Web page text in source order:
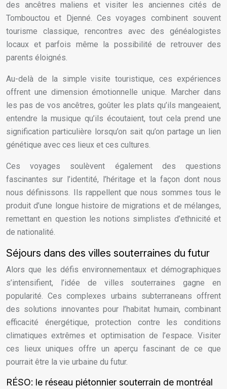
des ancêtres maliens et visiter les anciennes cités de
Tombouctou et Djenné. Ces voyages combinent souvent
tourisme classique, rencontres avec des généalogistes
locaux et parfois même la possibilité de retrouver des
parents éloignés.
Au-delà de la simple visite touristique, ces expériences
offrent une dimension émotionnelle unique. Marcher dans
les pas de vos ancêtres, goûter les plats qu’ils mangeaient,
entendre la musique qu’ils écoutaient, tout cela prend une
signification particulière lorsqu’on sait qu’on partage un lien
génétique avec ces lieux et ces cultures.
Ces voyages soulèvent également des questions
fascinantes sur l’identité, l’héritage et la façon dont nous
nous définissons. Ils rappellent que nous sommes tous le
produit d’une longue histoire de migrations et de mélanges,
remettant en question les notions simplistes d’ethnicité et
de nationalité.
Séjours dans des villes souterraines du futur
Alors que les défis environnementaux et démographiques
s’intensifient, l’idée de villes souterraines gagne en
popularité. Ces complexes urbains subterraneans offrent
des solutions innovantes pour l’habitat humain, combinant
efficacité énergétique, protection contre les conditions
climatiques extrêmes et optimisation de l’espace. Visiter
ces lieux uniques offre un aperçu fascinant de ce que
pourrait être la vie urbaine du futur.
RÉSO: le réseau piétonnier souterrain de montréal